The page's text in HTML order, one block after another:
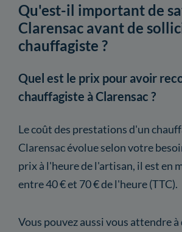
Qu'est-il important de
Clarensac avant de
chauffagiste ?
Quel est le prix pour avoir
chauffagiste à Clarensac ?
Le coût des prestations d'un
Clarensac évolue selon votre
prix à l'heure de l'artisan, il est en
entre 40 € et 70 € de l'heure (TTC).
Vous pouvez aussi vous attendre à